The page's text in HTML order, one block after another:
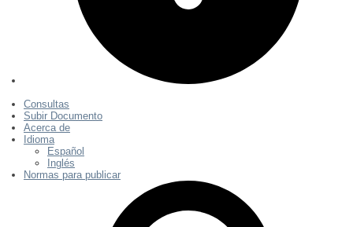
Consultas
Subir Documento
Acerca de
Idioma
Español
Inglés
Normas para publicar